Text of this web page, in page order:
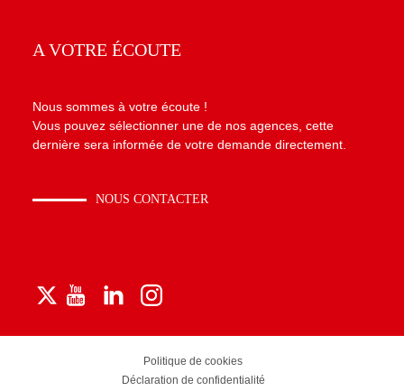
A VOTRE ÉCOUTE
Nous sommes à votre écoute !
Vous pouvez sélectionner une de nos agences, cette
dernière sera informée de votre demande directement.
NOUS CONTACTER
Politique de cookies
Déclaration de confidentialité